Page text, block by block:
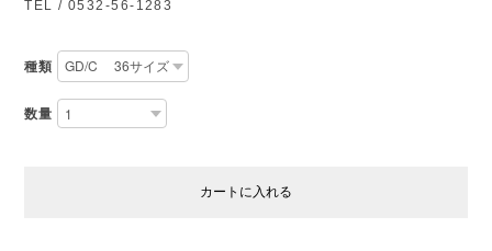
TEL / 0532-56-1283
種類
数量
カートに入れる